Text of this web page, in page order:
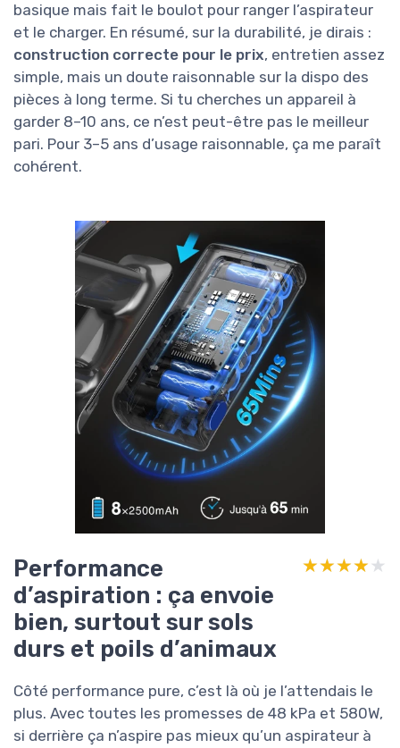
basique mais fait le boulot pour ranger l’aspirateur
et le charger. En résumé, sur la durabilité, je dirais :
construction correcte pour le prix, entretien assez
simple, mais un doute raisonnable sur la dispo des
pièces à long terme. Si tu cherches un appareil à
garder 8–10 ans, ce n’est peut-être pas le meilleur
pari. Pour 3–5 ans d’usage raisonnable, ça me paraît
cohérent.
Performance
d’aspiration : ça envoie
bien, surtout sur sols
durs et poils d’animaux
★★★★★
★★★★★
Côté performance pure, c’est là où je l’attendais le
plus. Avec toutes les promesses de 48 kPa et 580W,
si derrière ça n’aspire pas mieux qu’un aspirateur à